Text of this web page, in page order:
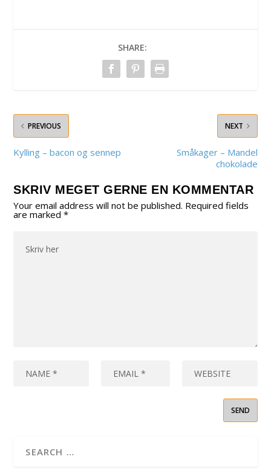
SHARE:
PREVIOUS
Kylling – bacon og sennep
NEXT
Småkager – Mandel
chokolade
SKRIV MEGET GERNE EN KOMMENTAR
Your email address will not be published. Required fields
are marked*